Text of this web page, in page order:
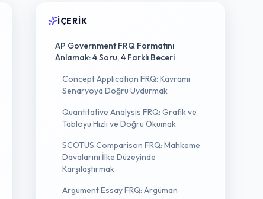
İÇERIK
AP Government FRQ Formatını
Anlamak: 4 Soru, 4 Farklı Beceri
Concept Application FRQ: Kavramı
Senaryoya Doğru Uydurmak
Quantitative Analysis FRQ: Grafik ve
Tabloyu Hızlı ve Doğru Okumak
SCOTUS Comparison FRQ: Mahkeme
Davalarını İlke Düzeyinde
Karşılaştırmak
Argument Essay FRQ: Argüman